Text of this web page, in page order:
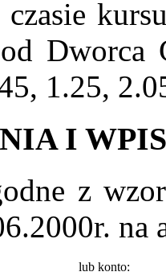
czasie
Dworca
1.25,
I
z
na
lub konto: